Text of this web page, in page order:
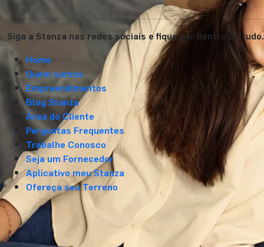
Siga a Stanza nas redes sociais e fique por dentro de tudo.
Home
Quem somos
Empreendimentos
Blog Stanza
Área do Cliente
Perguntas Frequentes
Trabalhe Conosco
Seja um Fornecedor
Aplicativo meu Stanza
Ofereça seu Terreno